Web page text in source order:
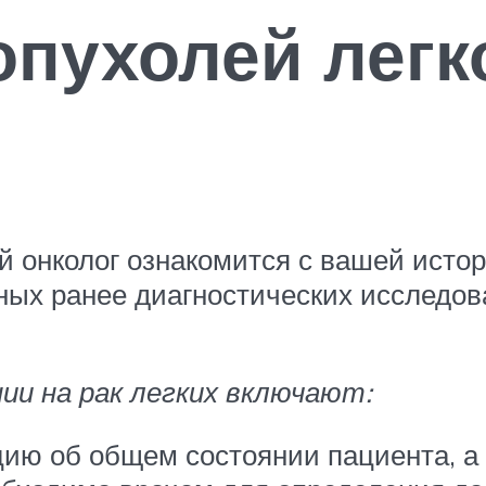
ознакомится с вашей
ранее диагностических
на рак легких включают:
об общем состоянии пациента, а